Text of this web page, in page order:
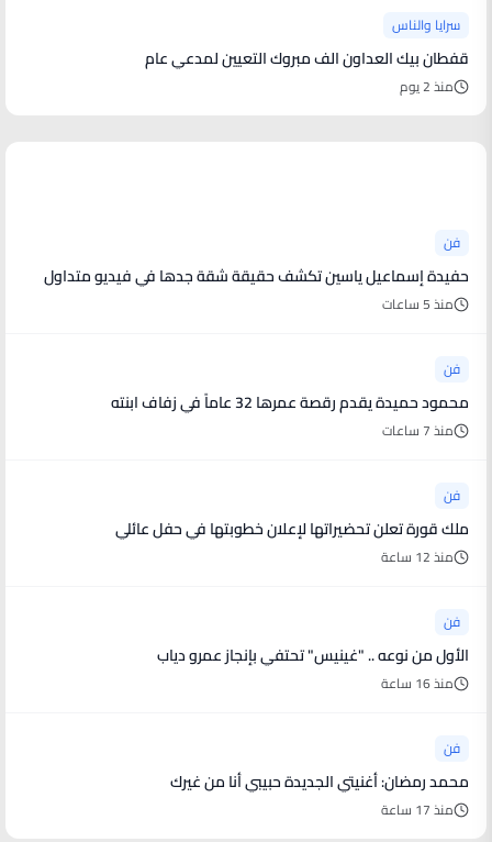
سرايا والناس
قفطان بيك العداون الف مبروك التعيين لمدعي عام
منذ 2 يوم
فن
حفيدة إسماعيل ياسين تكشف حقيقة شقة جدها في فيديو متداول
منذ 5 ساعات
فن
محمود حميدة يقدم رقصة عمرها 32 عاماً في زفاف ابنته
منذ 7 ساعات
فن
ملك قورة تعلن تحضيراتها لإعلان خطوبتها في حفل عائلي
منذ 12 ساعة
فن
الأول من نوعه .. "غينيس" تحتفي بإنجاز عمرو دياب
منذ 16 ساعة
فن
محمد رمضان: أغنيتي الجديدة حبيبي أنا من غيرك
منذ 17 ساعة